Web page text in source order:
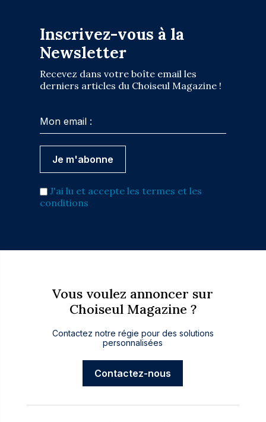
Inscrivez-vous à la
Newsletter
Recevez dans votre boîte email les
derniers articles du Choiseul Magazine !
J'ai lu et accepte les termes et les
conditions
Vous voulez annoncer sur
Choiseul Magazine ?
Contactez notre régie pour des solutions
personnalisées
Contactez-nous